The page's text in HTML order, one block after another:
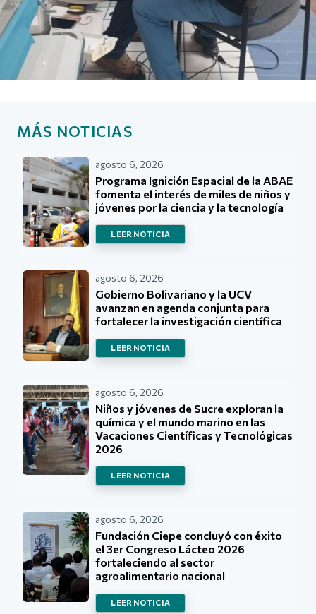
MÁS NOTICIAS
agosto 6, 2026
Programa Ignición Espacial de la ABAE
fomenta el interés de miles de niños y
jóvenes por la ciencia y la tecnología
LEER NOTICIA
agosto 6, 2026
Gobierno Bolivariano y la UCV
avanzan en agenda conjunta para
fortalecer la investigación científica
LEER NOTICIA
agosto 6, 2026
Niños y jóvenes de Sucre exploran la
química y el mundo marino en las
Vacaciones Científicas y Tecnológicas
2026
LEER NOTICIA
agosto 6, 2026
Fundación Ciepe concluyó con éxito
el 3er Congreso Lácteo 2026
fortaleciendo al sector
agroalimentario nacional
LEER NOTICIA